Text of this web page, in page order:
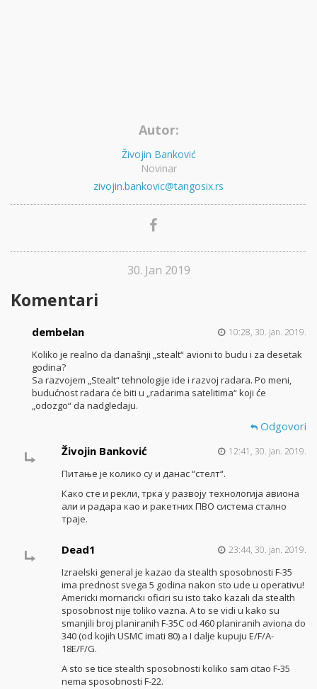
Autor:
Živojin Banković
Novinar
zivojin.bankovic@tangosix.rs
30. Jan 2019
Komentari
dembelan 10:28, 30. jan. 2019.
Koliko je realno da današnji „stealt“ avioni to budu i za desetak
godina?
Sa razvojem „Stealt“ tehnologije ide i razvoj radara. Po meni,
budućnost radara će biti u „radarima satelitima“ koji će
„odozgo“ da nadgledaju.
Odgovori
Živojin Banković
12:41, 30. jan. 2019.
Питање је колико су и данас “стелт“.
Како сте и рекли, трка у развоју технологија авиона
али и радара као и ракетних ПВО система стално
траје.
Dead1 23:44, 30. jan. 2019.
Izraelski general je kazao da stealth sposobnosti F-35
ima prednost svega 5 godina nakon sto ude u operativu!
Americki mornaricki oficiri su isto tako kazali da stealth
sposobnost nije toliko vazna. A to se vidi u kako su
smanjili broj planiranih F-35C od 460 planiranih aviona do
340 (od kojih USMC imati 80) a I dalje kupuju E/F/A-
18E/F/G.
A sto se tice stealth sposobnosti koliko sam citao F-35
nema sposobnosti F-22.